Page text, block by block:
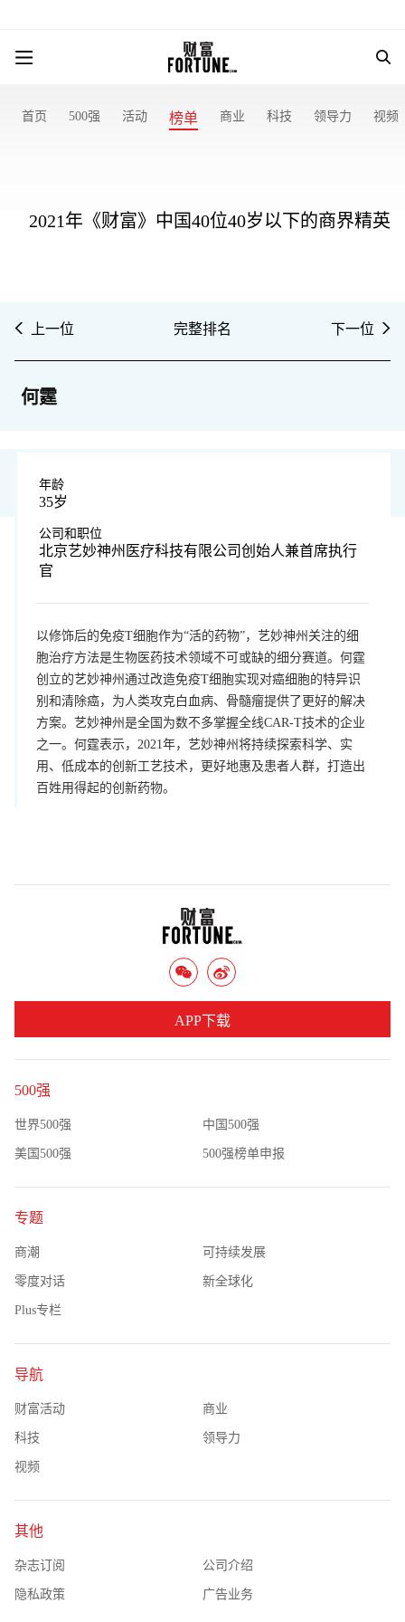
首页 500强 活动 榜单 商业 科技 领导力 视频
2021年《财富》中国40位40岁以下的商界精英
上一位 完整排名 下一位
何霆
年龄
35岁
公司和职位
北京艺妙神州医疗科技有限公司创始人兼首席执行
官
以修饰后的免疫T细胞作为“活的药物”，艺妙神州关注的细
胞治疗方法是生物医药技术领域不可或缺的细分赛道。何霆
创立的艺妙神州通过改造免疫T细胞实现对癌细胞的特异识
别和清除癌，为人类攻克白血病、骨髓瘤提供了更好的解决
方案。艺妙神州是全国为数不多掌握全线CAR-T技术的企业
之一。何霆表示，2021年，艺妙神州将持续探索科学、实
用、低成本的创新工艺技术，更好地惠及患者人群，打造出
百姓用得起的创新药物。
500强
世界500强 中国500强
美国500强 500强榜单申报
专题
商潮 可持续发展
零度对话 新全球化
Plus专栏
导航
财富活动 商业
科技 领导力
视频
其他
杂志订阅 公司介绍
隐私政策 广告业务
APP下载